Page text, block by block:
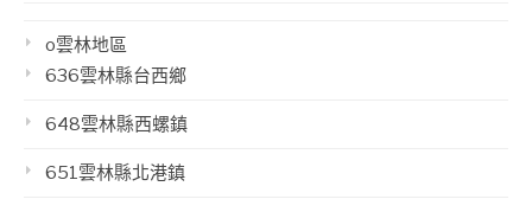
o雲林地區
636雲林縣台西鄉
648雲林縣西螺鎮
651雲林縣北港鎮